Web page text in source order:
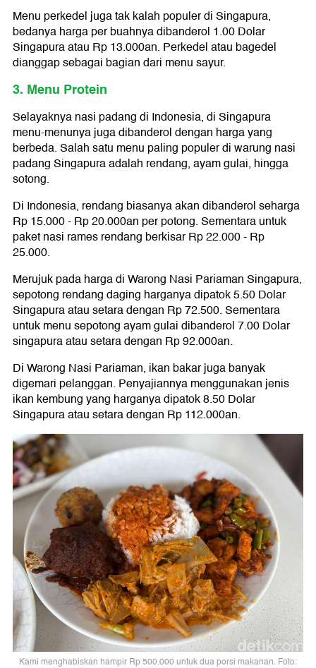
Menu perkedel juga tak kalah populer di Singapura,
bedanya harga per buahnya dibanderol 1.00 Dolar
Singapura atau Rp 13.000an. Perkedel atau bagedel
dianggap sebagai bagian dari menu sayur.
3. Menu Protein
Selayaknya nasi padang di Indonesia, di Singapura
menu-menunya juga dibanderol dengan harga yang
berbeda. Salah satu menu paling populer di warung nasi
padang Singapura adalah rendang, ayam gulai, hingga
sotong.
Di Indonesia, rendang biasanya akan dibanderol seharga
Rp 15.000 - Rp 20.000an per potong. Sementara untuk
paket nasi rames rendang berkisar Rp 22.000 - Rp
25.000.
Merujuk pada harga di Warong Nasi Pariaman Singapura,
sepotong rendang daging harganya dipatok 5.50 Dolar
Singapura atau setara dengan Rp 72.500. Sementara
untuk menu sepotong ayam gulai dibanderol 7.00 Dolar
singapura atau setara dengan Rp 92.000an.
Di Warong Nasi Pariaman, ikan bakar juga banyak
digemari pelanggan. Penyajiannya menggunakan jenis
ikan kembung yang harganya dipatok 8.50 Dolar
Singapura atau setara dengan Rp 112.000an.
Kami menghabiskan hampir Rp 500.000 untuk dua porsi makanan. Foto: